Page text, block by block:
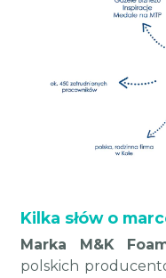
Kilka słów o
Marka M&K
polskich